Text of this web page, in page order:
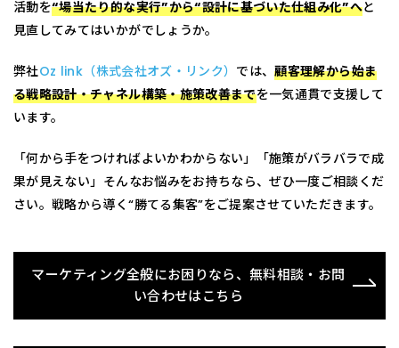
活動を“場当たり的な実行”から“設計に基づいた仕組み化”へと
見直してみてはいかがでしょうか。
弊社Oz link（株式会社オズ・リンク） では、顧客理解から始ま
る戦略設計・チャネル構築・施策改善までを一気通貫で支援して
います。
「何から手をつければよいかわからない」「施策がバラバラで成
果が見えない」――そんなお悩みをお持ちなら、ぜひ一度ご相談くだ
さい。戦略から導く“勝てる集客”をご提案させていただきます。
マーケティング全般にお困りなら、無料相談・お問
い合わせはこちら